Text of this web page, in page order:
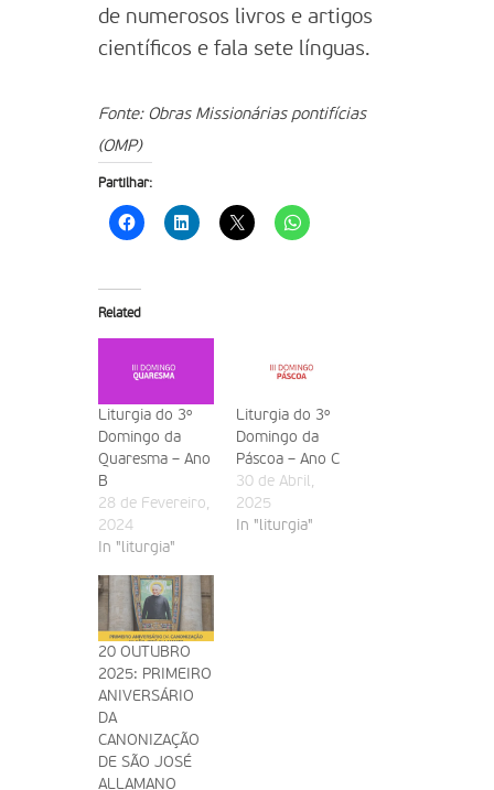
de numerosos livros e artigos
científicos e fala sete línguas.
Fonte: Obras Missionárias pontifícias
(OMP)
Partilhar:
Related
Liturgia do 3º
Domingo da
Quaresma – Ano
B
28 de Fevereiro,
2024
In "liturgia"
Liturgia do 3º
Domingo da
Páscoa – Ano C
30 de Abril,
2025
In "liturgia"
20 OUTUBRO
2025: PRIMEIRO
ANIVERSÁRIO
DA
CANONIZAÇÃO
DE SÃO JOSÉ
ALLAMANO